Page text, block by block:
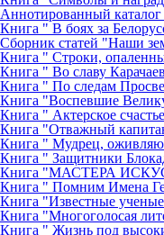
Аннотированный
Книга " В боях за
Сборник статей "Наши
Книга " Строки,
Книга " Во славу
Книга " По следам
Книга "Воспевшие
Книга " Актерское
Книга "Отважный
Книга " Мудрец,
Книга " Защитники
Книга "МАСТЕРА
Книга " Помним Имена
Книга "Известные
Книга "Многоголосая
Книга " Жизнь под